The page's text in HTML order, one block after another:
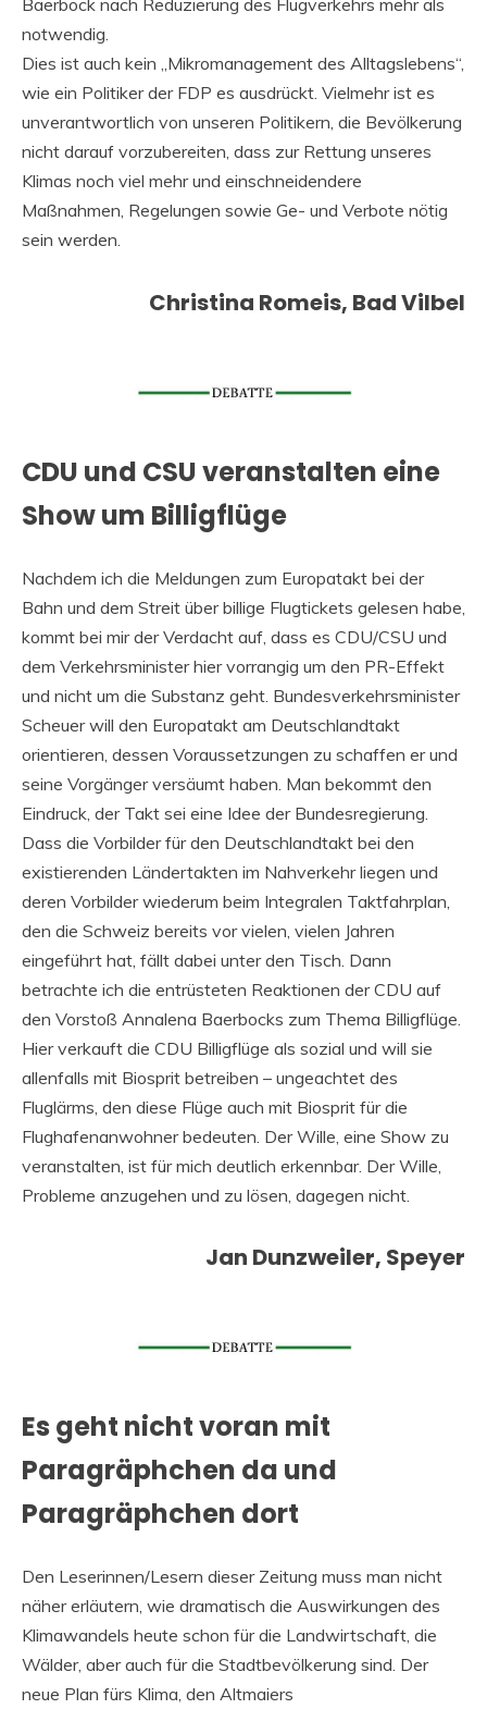
Baerbock nach Reduzierung des Flugverkehrs mehr als
notwendig.
Dies ist auch kein „Mikromanagement des Alltagslebens“,
wie ein Politiker der FDP es ausdrückt. Vielmehr ist es
unverantwortlich von unseren Politikern, die Bevölkerung
nicht darauf vorzubereiten, dass zur Rettung unseres
Klimas noch viel mehr und einschneidendere
Maßnahmen, Regelungen sowie Ge- und Verbote nötig
sein werden.
Christina Romeis, Bad Vilbel
CDU und CSU veranstalten eine
Show um Billigflüge
Nachdem ich die Meldungen zum Europatakt bei der
Bahn und dem Streit über billige Flugtickets gelesen habe,
kommt bei mir der Verdacht auf, dass es CDU/CSU und
dem Verkehrsminister hier vorrangig um den PR-Effekt
und nicht um die Substanz geht. Bundesverkehrsminister
Scheuer will den Europatakt am Deutschlandtakt
orientieren, dessen Voraussetzungen zu schaffen er und
seine Vorgänger versäumt haben. Man bekommt den
Eindruck, der Takt sei eine Idee der Bundesregierung.
Dass die Vorbilder für den Deutschlandtakt bei den
existierenden Ländertakten im Nahverkehr liegen und
deren Vorbilder wiederum beim Integralen Taktfahrplan,
den die Schweiz bereits vor vielen, vielen Jahren
eingeführt hat, fällt dabei unter den Tisch. Dann
betrachte ich die entrüsteten Reaktionen der CDU auf
den Vorstoß Annalena Baerbocks zum Thema Billigflüge.
Hier verkauft die CDU Billigflüge als sozial und will sie
allenfalls mit Biosprit betreiben – ungeachtet des
Fluglärms, den diese Flüge auch mit Biosprit für die
Flughafenanwohner bedeuten. Der Wille, eine Show zu
veranstalten, ist für mich deutlich erkennbar. Der Wille,
Probleme anzugehen und zu lösen, dagegen nicht.
Jan Dunzweiler, Speyer
Es geht nicht voran mit
Paragräphchen da und
Paragräphchen dort
Den Leserinnen/Lesern dieser Zeitung muss man nicht
näher erläutern, wie dramatisch die Auswirkungen des
Klimawandels heute schon für die Landwirtschaft, die
Wälder, aber auch für die Stadtbevölkerung sind. Der
neue Plan fürs Klima, den Altmaiers